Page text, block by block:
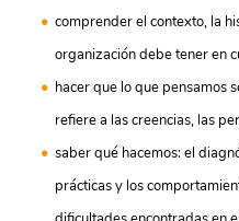
comprender el contexto, la
organización debe tener en
hacer que lo que pensamos
refiere a las creencias, las
saber qué hacemos: el
prácticas y los